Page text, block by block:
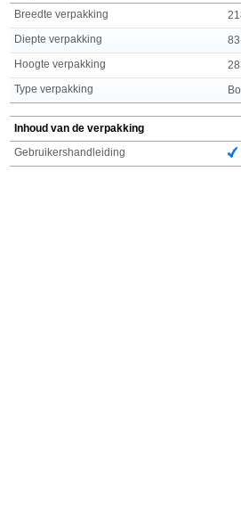
Breedte verpakking
Diepte verpakking
Hoogte verpakking
Type verpakking
Inhoud van de verpakking
Gebruikershandleiding